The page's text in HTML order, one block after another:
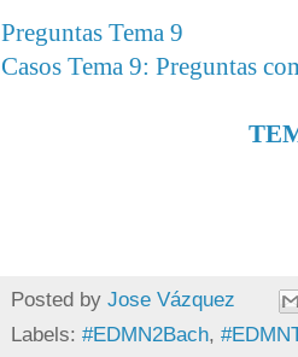
Preguntas Tema 9
Casos Tema 9: Preguntas
Posted by Jose Vázquez
Labels: #EDMN2Bach,